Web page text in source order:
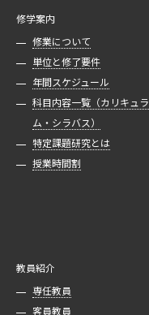
修学案内
修業について
単位と修了要件
年間スケジュール
科目内容一覧（カリキュラ
ム・シラバス）
特定課題研究とは
授業時間割
教員紹介
専任教員
客員教員